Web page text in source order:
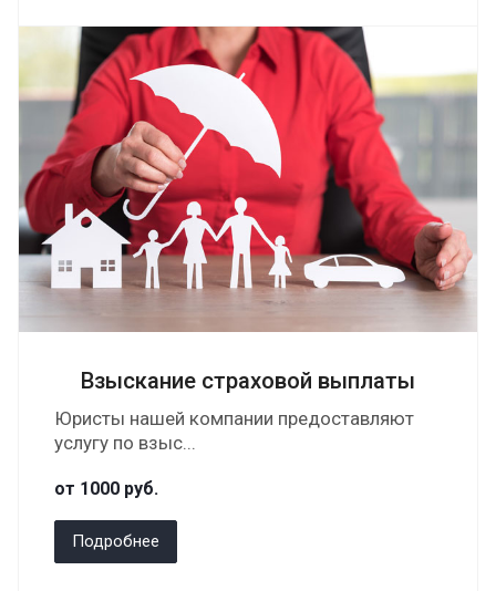
Взыскание страховой выплаты
Юристы нашей компании предоставляют
услугу по взыс...
от 1000 руб.
Подробнее